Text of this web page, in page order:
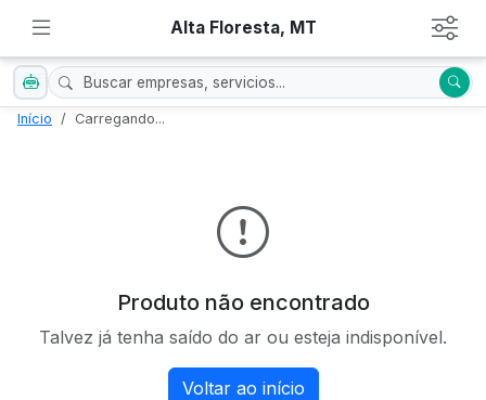
Alta Floresta, MT
Início Carregando...
Produto não encontrado
Talvez já tenha saído do ar ou esteja indisponível.
Voltar ao início